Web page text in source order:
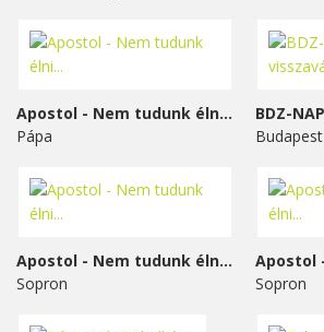
Apostol - Nem tudunk élni...
Pápa
Budapest
Apostol - Nem tudunk élni...
Sopron
Sopron